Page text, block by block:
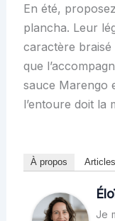
En été,
plancha. Leur
caractère braisé
que
sauce Marengo
l’entoure doit la
À propos
Je